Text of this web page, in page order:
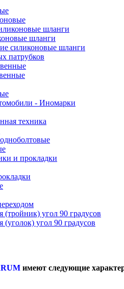
шланги
шланги
силиконовые шланги
патрубков
- Иномарки
техника
и прокладки
(тройник) угол 90 градусов
(уголок) угол 90 градусов
имеют следующие